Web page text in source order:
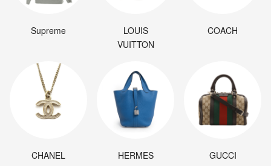
Supreme
LOUIS
VUITTON
COACH
CHANEL HERMES GUCCI